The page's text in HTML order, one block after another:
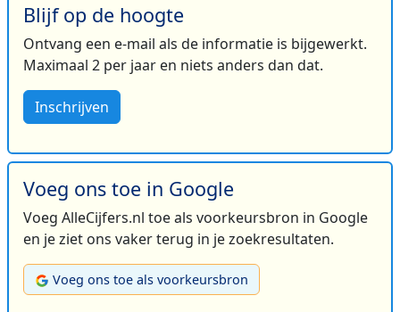
Blijf op de hoogte
Ontvang een e-mail als de informatie is bijgewerkt.
Maximaal 2 per jaar en niets anders dan dat.
Inschrijven
Voeg ons toe in Google
Voeg AlleCijfers.nl toe als voorkeursbron in Google
en je ziet ons vaker terug in je zoekresultaten.
Voeg ons toe als voorkeursbron